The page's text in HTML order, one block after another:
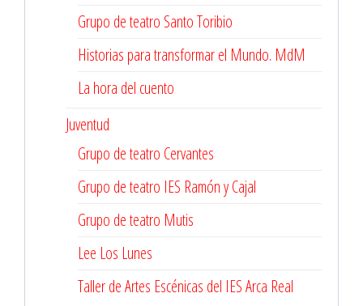
Grupo de teatro Santo Toribio
Historias para transformar el Mundo. MdM
La hora del cuento
Juventud
Grupo de teatro Cervantes
Grupo de teatro IES Ramón y Cajal
Grupo de teatro Mutis
Lee Los Lunes
Taller de Artes Escénicas del IES Arca Real